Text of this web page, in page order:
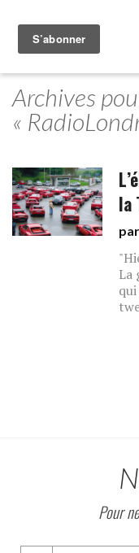
Archives
«
la
La
Pour